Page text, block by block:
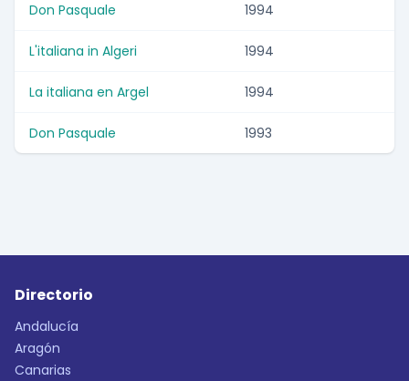
Don Pasquale 1994
L'italiana in Algeri 1994
La italiana en Argel 1994
Don Pasquale 1993
Directorio
Andalucía
Aragón
Canarias